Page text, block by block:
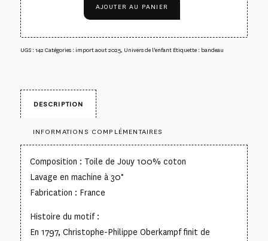
AJOUTER AU PANIER
UGS :142Catégories :import aout 2025, Univers de l'enfant Étiquette : bandeau
DESCRIPTION
INFORMATIONS COMPLÉMENTAIRES
Composition : Toile de Jouy 100% coton
Lavage en machine à 30°
Fabrication : France
Histoire du motif :
En 1797, Christophe-Philippe Oberkampf finit de